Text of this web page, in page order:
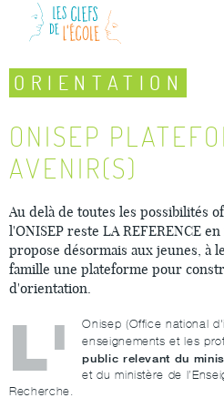
ORIENTATION
ONISEP
AVENIR(S)
Au delà de toutes les possibilités
l'ONISEP reste LA REFERENCE
propose désormais aux jeunes, à
famille une plateforme pour
d'orientation.
L'
Onisep (Office national
enseignements et les
public relevant du
et du ministère de
Recherche.